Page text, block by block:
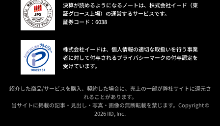
決算が読めるようになるノートは、株式会社イード（東
証グロース上場）の運営するサービスです。
証券コード：6038
株式会社イードは、個人情報の適切な取扱いを行う事業
者に対して付与されるプライバシーマークの付与認定を
受けています。
紹介した商品/サービスを購入、契約した場合に、売上の一部が弊社サイトに還元さ
れることがあります。
当サイトに掲載の記事・見出し・写真・画像の無断転載を禁じます。Copyright ©
2026 IID, Inc.